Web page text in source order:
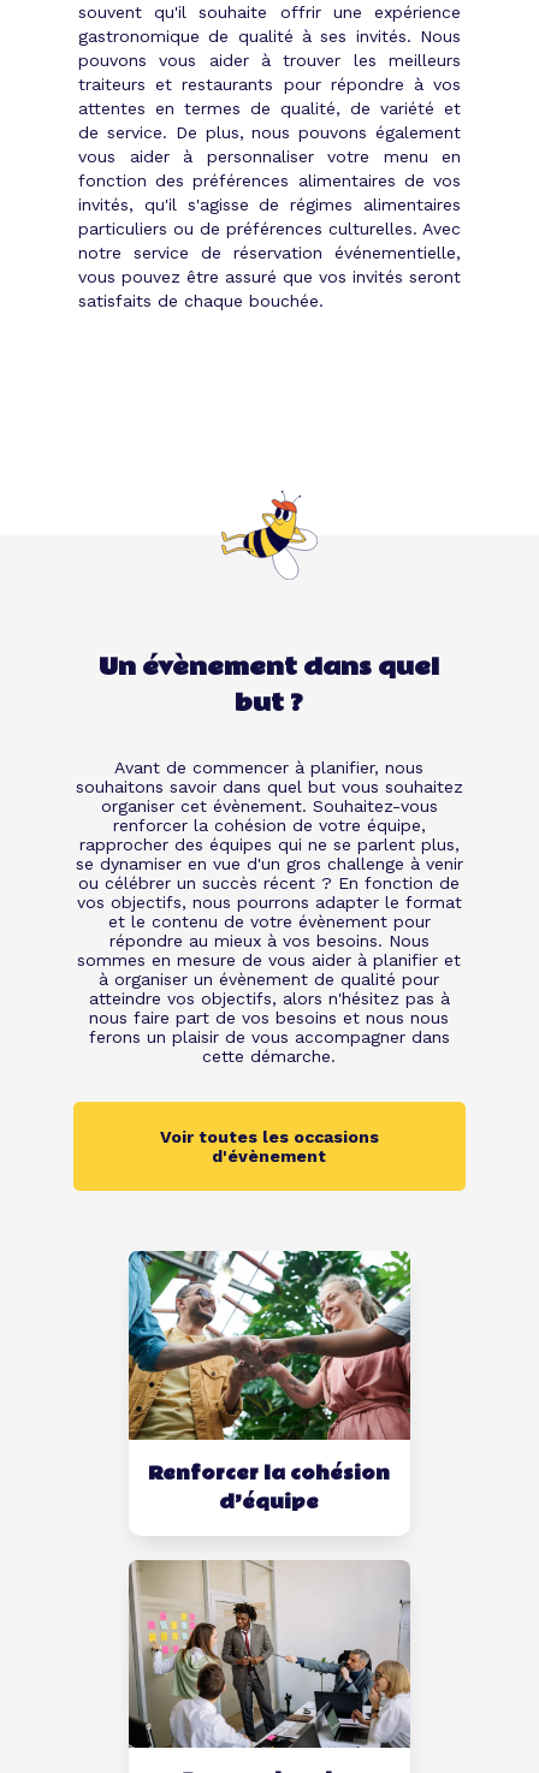
souvent qu'il souhaite offrir une expérience
gastronomique de qualité à ses invités. Nous
pouvons vous aider à trouver les meilleurs
traiteurs et restaurants pour répondre à vos
attentes en termes de qualité, de variété et
de service. De plus, nous pouvons également
vous aider à personnaliser votre menu en
fonction des préférences alimentaires de vos
invités, qu'il s'agisse de régimes alimentaires
particuliers ou de préférences culturelles. Avec
notre service de réservation événementielle,
vous pouvez être assuré que vos invités seront
satisfaits de chaque bouchée.
Renforcer la cohésion
d’équipe
Un évènement dans quel
but ?
Avant de commencer à planifier, nous
souhaitons savoir dans quel but vous souhaitez
organiser cet évènement. Souhaitez-vous
renforcer la cohésion de votre équipe,
rapprocher des équipes qui ne se parlent plus,
se dynamiser en vue d'un gros challenge à venir
ou célébrer un succès récent ? En fonction de
vos objectifs, nous pourrons adapter le format
et le contenu de votre évènement pour
répondre au mieux à vos besoins. Nous
sommes en mesure de vous aider à planifier et
à organiser un évènement de qualité pour
atteindre vos objectifs, alors n'hésitez pas à
nous faire part de vos besoins et nous nous
ferons un plaisir de vous accompagner dans
cette démarche.
Voir toutes les occasions
d'évènement